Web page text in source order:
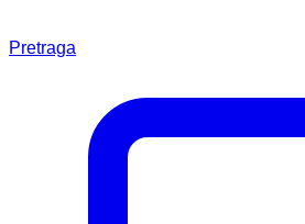
Pretraga